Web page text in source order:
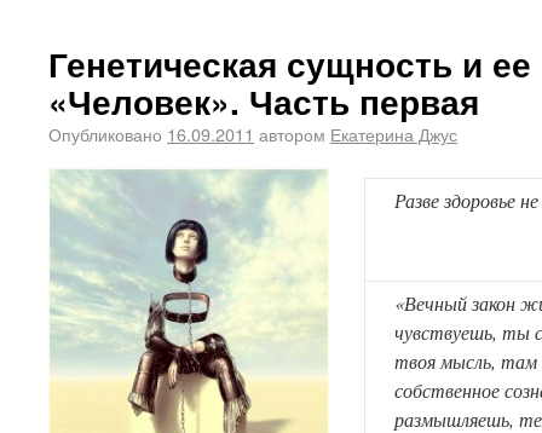
Генетическая сущность и
«Человек». Часть первая
Опубликовано 16.09.2011 автором Екатерина Джус
Разве здоровье
«Вечный закон
чувствуешь, ты
твоя мысль,
собственное
размышляешь,